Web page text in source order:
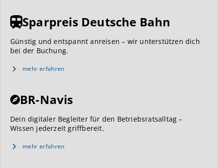
Sparpreis Deutsche Bahn
Günstig und entspannt anreisen – wir unterstützen dich
bei der Buchung.
mehr erfahren
BR-Navis
Dein digitaler Begleiter für den Betriebsratsalltag –
Wissen jederzeit griffbereit.
mehr erfahren